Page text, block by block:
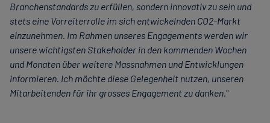
Branchenstandards zu erfüllen, sondern innovativ zu sein und
stets eine Vorreiterrolle im sich entwickelnden CO2-Markt
einzunehmen. Im Rahmen unseres Engagements werden wir
unsere wichtigsten Stakeholder in den kommenden Wochen
und Monaten über weitere Massnahmen und Entwicklungen
informieren. Ich möchte diese Gelegenheit nutzen, unseren
Mitarbeitenden für ihr grosses Engagement zu danken."